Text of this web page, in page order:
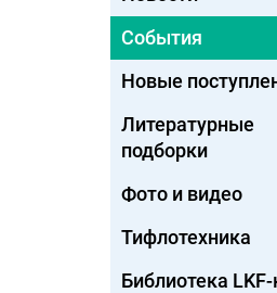
События
Новые
Литературные
подборки
Фото и видео
Тифлотехника
Библиотека LKF-